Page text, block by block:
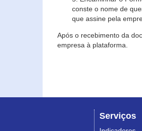
conste o nome de
que assine pela
Após o recebimento da
empresa à plataforma.
Serviços